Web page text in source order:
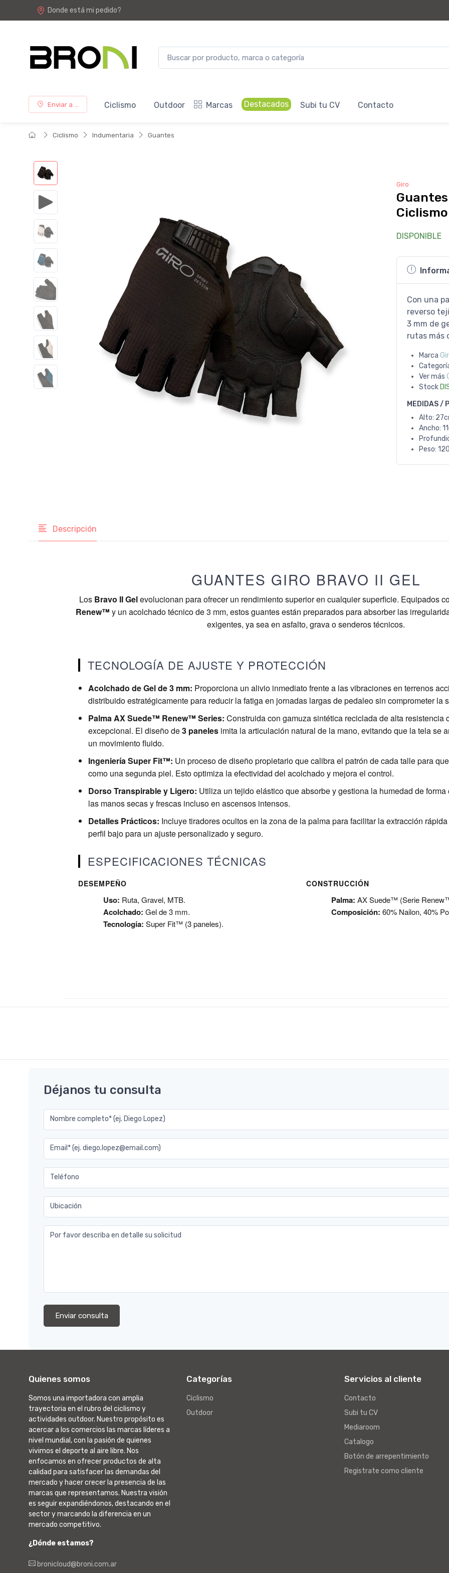
Donde está mi pedido?
Enviar a ... Ciclismo Outdoor Marcas Destacados Subi tu CV Contacto
Ciclismo Indumentaria Guantes
Giro
Ciclismo
DISPONIBLE
Con una
reverso
3 mm de
rutas más
Marca
Ver más
Stock
MEDIDAS /
Alto:
Ancho:
Peso:
Descripción
GUANTES GIRO BRAVO II GEL
Los Bravo II Gelevolucionan para ofrecer un rendimiento superior en cualquier superficie. Equipados
Renew™ y un acolchado técnico de 3 mm, estos guantes están preparados para absorber las
exigentes, ya sea en asfalto, grava o senderos técnicos.
TECNOLOGÍA DE AJUSTE Y PROTECCIÓN
Acolchado de Gel de 3 mm: Proporciona un alivio inmediato frente a las vibraciones en terrenos
distribuido estratégicamente para reducir la fatiga en jornadas largas de pedaleo sin comprometer la
Palma AX Suede™ Renew™ Series: Construida con gamuza sintética reciclada de alta resistencia
excepcional. El diseño de3 panelesimita la articulación natural de la mano, evitando que la tela se
un movimiento fluido.
Ingeniería Super Fit™: Un proceso de diseño propietario que calibra el patrón de cada talle para
como una segunda piel. Esto optimiza la efectividad del acolchado y mejora el control.
Dorso Transpirable y Ligero: Utiliza un tejido elástico que absorbe y gestiona la humedad de
las manos secas y frescas incluso en ascensos intensos.
Detalles Prácticos: Incluye tiradores ocultos en la zona de la palma para facilitar la extracción
perfil bajo para un ajuste personalizado y seguro.
ESPECIFICACIONES TÉCNICAS
DESEMPEÑO
Uso: Ruta, Gravel, MTB.
Acolchado: Gel de 3 mm.
Tecnología: Super Fit™ (3 paneles).
CONSTRUCCIÓN
Palma: AX Suede™ (Serie
Composición: 60% Nailon, 40%
Déjanos tu consulta
Nombre completo* (ej. Diego Lopez)
Email* (ej. diego.lopez@email.com)
Teléfono
Ubicación
Por favor describa en detalle su solicitud
Enviar consulta
Quienes somos
Somos una importadora con amplia
trayectoria en el rubro del ciclismo y
actividades outdoor. Nuestro propósito es
acercar a los comercios las marcas líderes a
nivel mundial, con la pasión de quienes
vivimos el deporte al aire libre. Nos
enfocamos en ofrecer productos de alta
calidad para satisfacer las demandas del
mercado y hacer crecer la presencia de las
marcas que representamos. Nuestra visión
es seguir expandiéndonos, destacando en el
sector y marcando la diferencia en un
mercado competitivo.
¿Dónde estamos?
bronicloud@broni.com.ar
Categorías
Ciclismo
Outdoor
Servicios al cliente
Contacto
Subi tu CV
Mediaroom
Catalogo
Botón de arrepentimiento
Registrate como cliente